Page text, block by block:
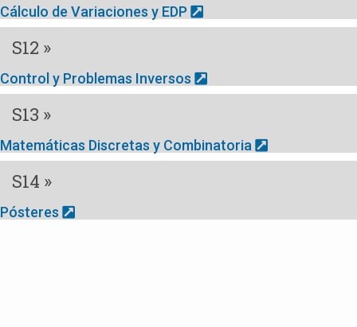
Cálculo de Variaciones y EDP
S12 »
Control y Problemas Inversos
S13 »
Matemáticas Discretas y Combinatoria
S14 »
Pósteres